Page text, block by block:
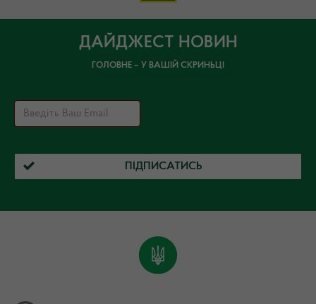
ДАЙДЖЕСТ НОВИН
ГОЛОВНЕ – У ВАШІЙ СКРИНЬЦІ
ПІДПИСАТИСЬ